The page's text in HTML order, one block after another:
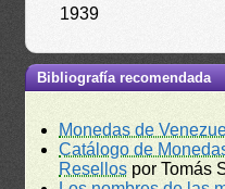
1939
Bibliografía recomendada
Monedas de
Catálogo de
Resellos por Tomás